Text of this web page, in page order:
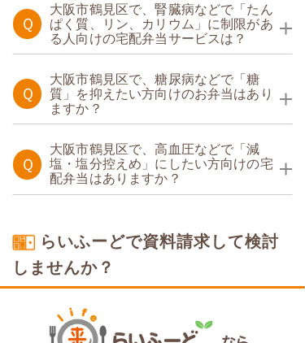
Ｑ
大阪市鶴見区で、腎臓病などで「たん
ぱく質、リン、カリウム」に制限があ
る人向けの宅配弁当サービスは？
Ｑ
大阪市鶴見区で、糖尿病などで「糖
質」を抑えたい方向けのお弁当はあり
ますか？
糖質カロリー調整食
Ｑ
大阪市鶴見区で、高血圧などで「減
塩・塩分控えめ」にしたい方向けの宅
配弁当はありますか？
らいふーどで資料請求して検討
しませんか？